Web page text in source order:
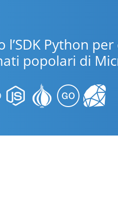
Python
popolari di